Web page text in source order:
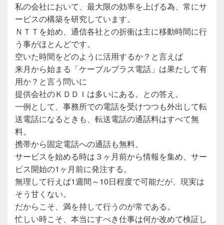
私の会社において、最大限の効率を上げる為、常にサ
ービスの構築を研究しています。
ＮＴＴを始め、通信各社との折衝は主に移動時間に行
う事がほとんどです。
空いた時間をどのように活用するか？と言えば
来月から始まる「ケーブルプラス電話」は果たして有
用か？と言う問いに
提供会社のＫＤＤＩは多いにある。との答え。
一例として、事務所での電話を受けつつも外出して転
送電話になるときも、転送電話の通話料はすべて無
料。
携帯から固定電話への通話も無料。
サービスを始める時は３ヶ月前から情報を集め、サー
ビス開始の1ヶ月前に発注する。
無理して行えば1週間～10日程度で可能だが、現実は
そう甘くない。
だからこそ、満を持して行うのが常である。
忙しい時こそ、本当にすべき仕事は何か改めて検証し